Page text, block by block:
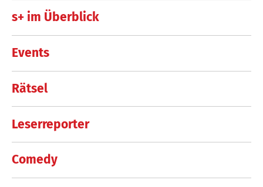
s+ im Überblick
Events
Rätsel
Leserreporter
Comedy